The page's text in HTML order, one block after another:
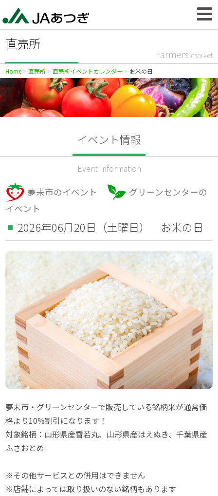
直売所
Farmers market
Home 直売所 直売所イベントカレンダー お米の日
イベント情報
Event Information
夢未市のイベント
グリーンセンターの
イベント
2026年06月20日（土曜日） お米の日
夢未市・グリーンセンターで販売している銘柄米が通常価
格より10%割引になります！
対象銘柄：山形県産雪若丸、山形県産はえぬき、千葉県産
ふさおとめ
※その他サービスとの併用はできません
※店舗によっては取り扱いのない銘柄もあります